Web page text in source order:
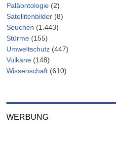
Paläontologie (2)
Satellitenbilder (8)
Seuchen (1.443)
Stürme (155)
Umweltschutz (447)
Vulkane (148)
Wissenschaft (610)
WERBUNG